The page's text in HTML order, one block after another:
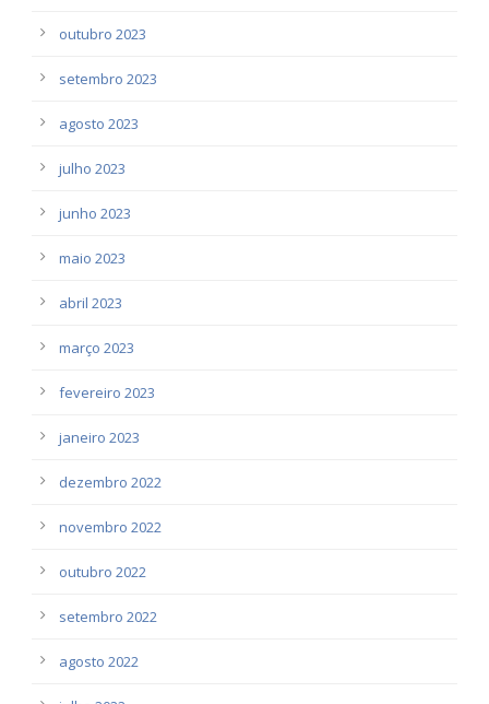
outubro 2023
setembro 2023
agosto 2023
julho 2023
junho 2023
maio 2023
abril 2023
março 2023
fevereiro 2023
janeiro 2023
dezembro 2022
novembro 2022
outubro 2022
setembro 2022
agosto 2022